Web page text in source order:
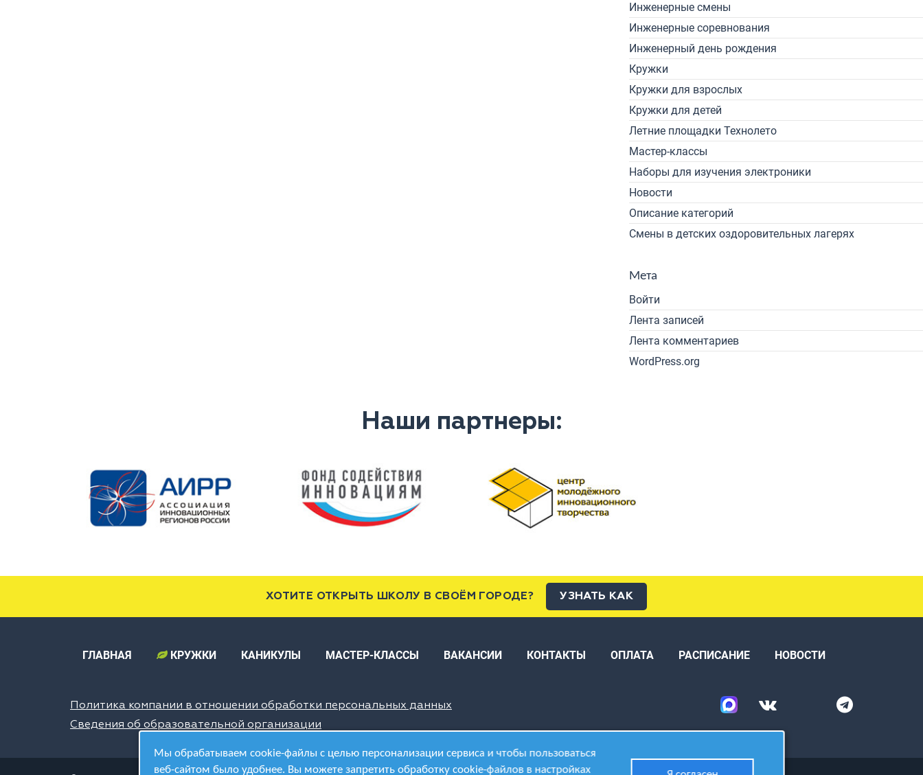
Инженерные смены
Инженерные соревнования
Инженерный день рождения
Кружки
Кружки для взрослых
Кружки для детей
Летние площадки Технолето
Мастер-классы
Наборы для изучения электроники
Новости
Описание категорий
Смены в детских оздоровительных лагерях
Мета
Войти
Лента записей
Лента комментариев
WordPress.org
Наши партнеры:
ХОТИТЕ ОТКРЫТЬ ШКОЛУ В СВОЁМ ГОРОДЕ? УЗНАТЬ КАК
ГЛАВНАЯ КРУЖКИ КАНИКУЛЫ МАСТЕР-КЛАССЫ ВАКАНСИИ КОНТАКТЫ ОПЛАТА РАСПИСАНИЕ НОВОСТИ
Политика компании в отношении обработки персональных данных
Сведения об образовательной организации
Мы обрабатываем cookie-файлы с целью персонализации сервиса и чтобы пользоваться
веб-сайтом было удобнее. Вы можете запретить обработку cookie-файлов в настройках